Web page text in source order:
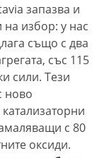
запазва и
на избор: у нас
също с два
със 115
сили. Тези
ново
с 80
оксиди.